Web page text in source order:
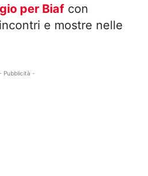
per Biaf con
e mostre nelle
Pubblicità -